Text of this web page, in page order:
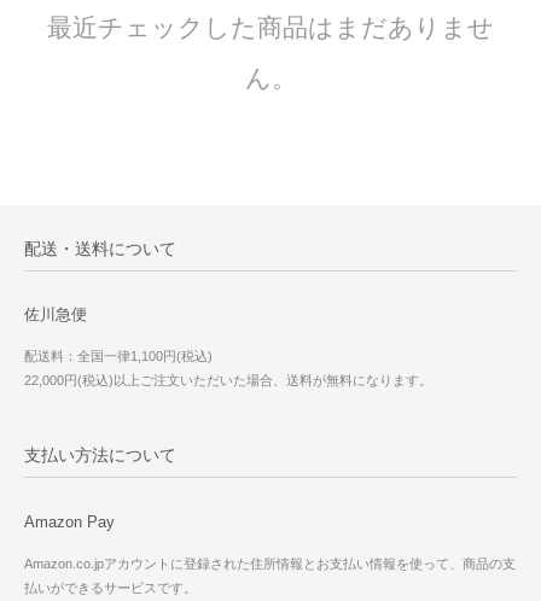
最近チェックした商品はまだありませ
ん。
配送・送料について
佐川急便
配送料：全国一律1,100円(税込)
22,000円(税込)以上ご注文いただいた場合、送料が無料になります。
支払い方法について
Amazon Pay
Amazon.co.jpアカウントに登録された住所情報とお支払い情報を使って、商品の支
払いができるサービスです。